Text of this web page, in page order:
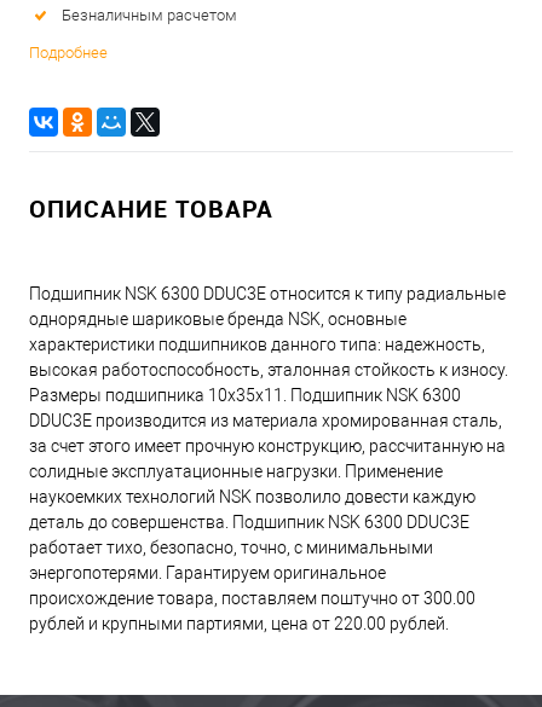
Безналичным расчетом
Подробнее
ОПИСАНИЕ ТОВАРА
Подшипник NSK 6300 DDUC3E относится к типу радиальные
однорядные шариковые бренда NSK, основные
характеристики подшипников данного типа: надежность,
высокая работоспособность, эталонная стойкость к износу.
Размеры подшипника 10x35x11. Подшипник NSK 6300
DDUC3E производится из материала хромированная сталь,
за счет этого имеет прочную конструкцию, рассчитанную на
солидные эксплуатационные нагрузки. Применение
наукоемких технологий NSK позволило довести каждую
деталь до совершенства. Подшипник NSK 6300 DDUC3E
работает тихо, безопасно, точно, с минимальными
энергопотерями. Гарантируем оригинальное
происхождение товара, поставляем поштучно от 300.00
рублей и крупными партиями, цена от 220.00 рублей.